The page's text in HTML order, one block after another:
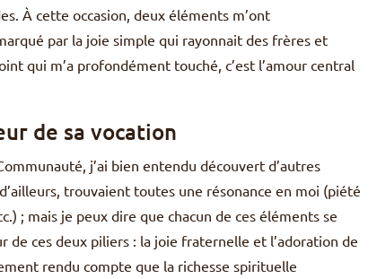
À cette occasion, deux éléments m’ont
par la joie simple qui rayonnait des frères et
qui m’a profondément touché, c’est l’amour central
de sa vocation
j’ai bien entendu découvert d’autres
trouvaient toutes une résonance en moi (piété
; mais je peux dire que chacun de ces éléments se
ces deux piliers : la joie fraternelle et l’adoration de
rendu compte que la richesse spirituelle